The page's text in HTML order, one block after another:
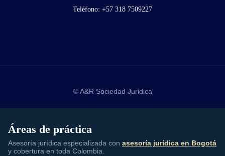
Teléfono: +57 318 7509227
© A&R Sociedad Juridica
Áreas de práctica
Asesoría jurídica especializada con asesoría jurídica en Bogotá
y cobertura en toda Colombia.